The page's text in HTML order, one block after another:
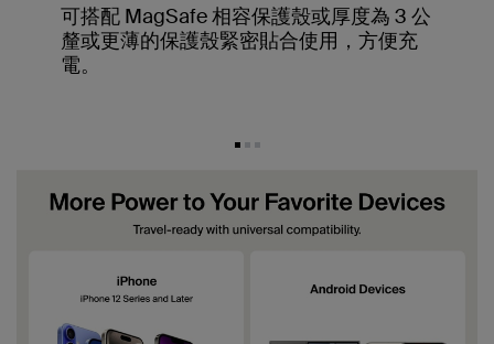
可搭配 MagSafe 相容保護殼或厚度為 3 公
釐或更薄的保護殼緊密貼合使用，方便充
電。